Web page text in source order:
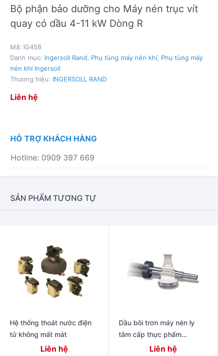
Bộ phận bảo dưỡng cho Máy nén trục vít
quay có dầu 4-11 kW Dòng R
Liên hệ
Mã: IG458
Danh mục: Ingersoll Rand Phụ tùng máy nén khí Phụ tùng máy
nén khí Ingersoll
Thương hiệu: INGERSOLL RAND
HỖ TRỢ KHÁCH HÀNG
Hotline: 0909 397 669
SẢN PHẨM TƯƠNG TỰ
Hệ thống thoát nước điện
tử không mất mát
Liên hệ
Dầu bôi trơn máy nén ly
tâm cấp thực phẩm
TurboBlend ™Liên hệ